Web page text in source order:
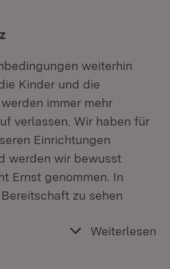
weiterhin
Kinder und die
immer mehr
verlassen. Wir haben für
Einrichtungen
werden wir bewusst
Ernst genommen. In
zu sehen
Weiterlesen